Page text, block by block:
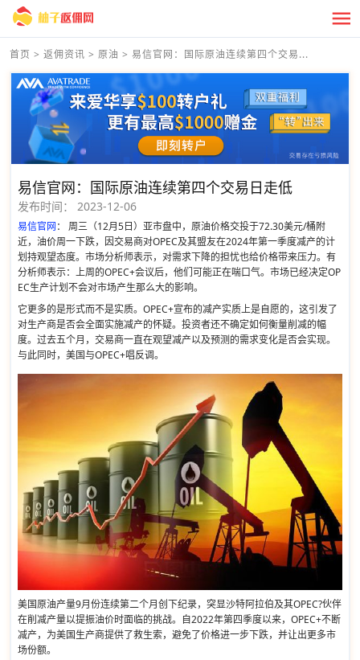
首页 > 返佣资讯 > 原油 > 易信官网：国际原油连续第四个交易...
易信官网：国际原油连续第四个交易日走低
发布时间： 2023-12-06
易信官网： 周三（12月5日）亚市盘中，原油价格交投于72.30美元/桶附
近，油价周一下跌，因交易商对OPEC及其盟友在2024年第一季度减产的计
划持观望态度。市场分析师表示，对需求下降的担忧也给价格带来压力。有
分析师表示：上周的OPEC+会议后，他们可能正在喘口气。市场已经决定OP
EC生产计划不会对市场产生那么大的影响。
它更多的是形式而不是实质。OPEC+宣布的减产实质上是自愿的，这引发了
对生产商是否会全面实施减产的怀疑。投资者还不确定如何衡量削减的幅
度。过去五个月，交易商一直在观望减产以及预测的需求变化是否会实现。
与此同时，美国与OPEC+唱反调。
美国原油产量9月份连续第二个月创下纪录，突显沙特阿拉伯及其OPEC?伙伴
在削减产量以提振油价时面临的挑战。自2022年第四季度以来，OPEC+不断
减产，为美国生产商提供了救生索，避免了价格进一步下跌，并让出更多市
场份额。